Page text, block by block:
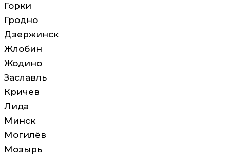
Горки
Гродно
Дзержинск
Жлобин
Жодино
Заславль
Кричев
Лида
Минск
Могилёв
Мозырь